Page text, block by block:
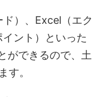
）、Excel（エク
ント）といった
ができるので、土
す。